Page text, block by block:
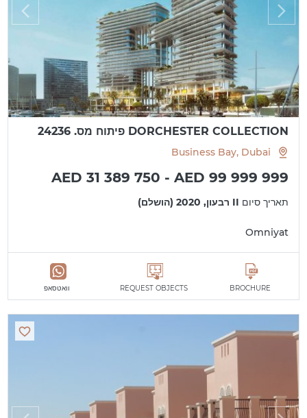
DORCHESTER COLLECTION פיתוח מס. 24236
Business Bay, Dubai
AED 31 389 750 - AED 99 999 999
תאריך סיום II רבעון, 2020 (הושלם)
Omniyat
BROCHURE
REQUEST OBJECTS וואטסאפ